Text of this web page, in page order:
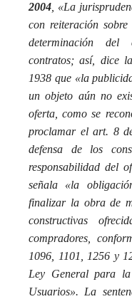
2004 , «La
con reiteración
determinación del
contratos; así, dice
1938 que «la
un objeto aún no
oferta, como se
proclamar el art. 8
defensa de los
responsabilidad del
señala «la
finalizar la obra de
constructivas
compradores,
1096, 1101, 1256 y
Ley General para
Usuarios». La